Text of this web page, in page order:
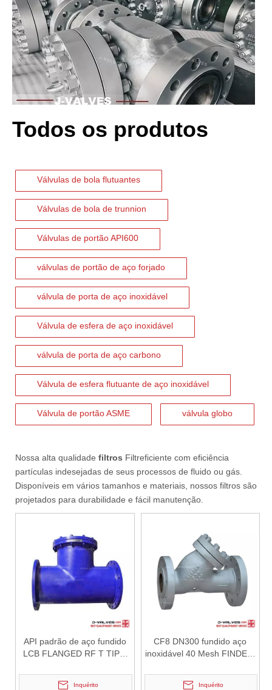
Em sistemas de tubulações industriais, evitar o fluxo reverso é
J-VALVES Válvula borboleta com flange tripla excêntrica DN2800 PN10 WCB: vantagens, guia de seleção e casos de projetos de sucesso
J-VALVES fornece válvulas borboleta de flange excêntrica tripla
2026-07-01
Todos os produtos
Válvulas de bola flutuantes
Válvulas de bola de trunnion
Válvulas de portão API600
válvulas de portão de aço forjado
válvula de porta de aço inoxidável
Válvula de esfera de aço inoxidável
válvula de porta de aço carbono
Válvula de esfera flutuante de aço inoxidável
Válvula de portão ASME válvula globo
Nossa alta qualidade filtros Filtreficiente com eficiência
partículas indesejadas de seus processos de fluido ou gás.
Disponíveis em vários tamanhos e materiais, nossos filtros são
projetados para durabilidade e fácil manutenção.
API padrão de aço fundido
LCB FLANGED RF T TIPO
Inquérito
CF8 DN300 fundido aço
inoxidável 40 Mesh FINDE Y
Inquérito